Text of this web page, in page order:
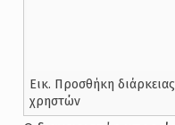
Εικ. Προσθήκη
χρηστών